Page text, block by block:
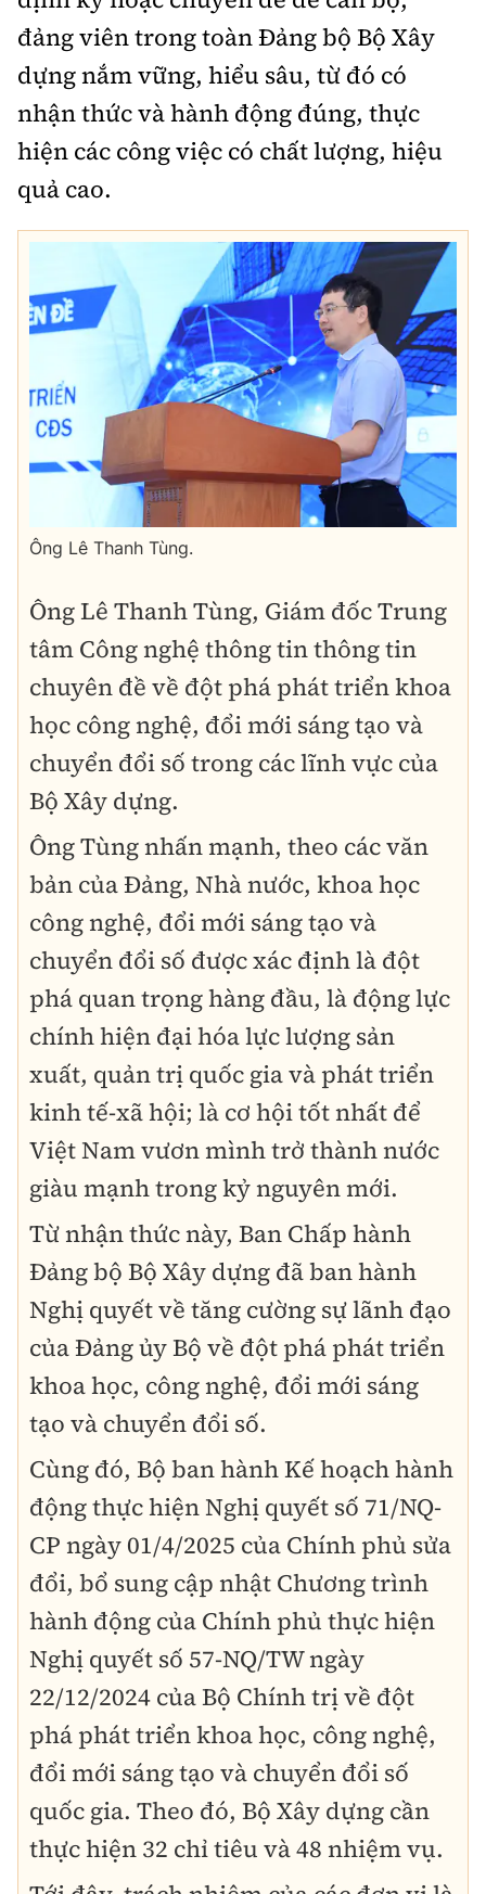
đảng viên trong toàn Đảng bộ Bộ Xây
dựng nắm vững, hiểu sâu, từ đó có
nhận thức và hành động đúng, thực
hiện các công việc có chất lượng, hiệu
quả cao.
Ông Lê Thanh Tùng.
Ông Lê Thanh Tùng, Giám đốc Trung
tâm Công nghệ thông tin thông tin
chuyên đề về đột phá phát triển khoa
học công nghệ, đổi mới sáng tạo và
chuyển đổi số trong các lĩnh vực của
Bộ Xây dựng.
Ông Tùng nhấn mạnh, theo các văn
bản của Đảng, Nhà nước, khoa học
công nghệ, đổi mới sáng tạo và
chuyển đổi số được xác định là đột
phá quan trọng hàng đầu, là động lực
chính hiện đại hóa lực lượng sản
xuất, quản trị quốc gia và phát triển
kinh tế‑xã hội; là cơ hội tốt nhất để
Việt Nam vươn mình trở thành nước
giàu mạnh trong kỷ nguyên mới.
Từ nhận thức này, Ban Chấp hành
Đảng bộ Bộ Xây dựng đã ban hành
Nghị quyết về tăng cường sự lãnh đạo
của Đảng ủy Bộ về đột phá phát triển
khoa học, công nghệ, đổi mới sáng
tạo và chuyển đổi số.
Cùng đó, Bộ ban hành Kế hoạch hành
động thực hiện Nghị quyết số 71/NQ-
CP ngày 01/4/2025 của Chính phủ sửa
đổi, bổ sung cập nhật Chương trình
hành động của Chính phủ thực hiện
Nghị quyết số 57-NQ/TW ngày
22/12/2024 của Bộ Chính trị về đột
phá phát triển khoa học, công nghệ,
đổi mới sáng tạo và chuyển đổi số
quốc gia. Theo đó, Bộ Xây dựng cần
thực hiện 32 chỉ tiêu và 48 nhiệm vụ.